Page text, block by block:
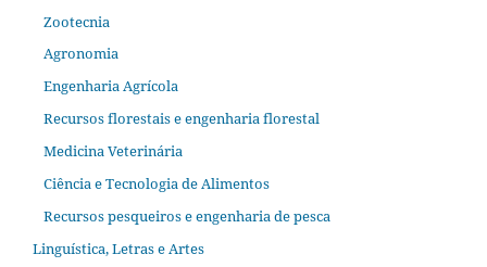
Zootecnia
Agronomia
Engenharia Agrícola
Recursos florestais e engenharia florestal
Medicina Veterinária
Ciência e Tecnologia de Alimentos
Recursos pesqueiros e engenharia de pesca
Linguística, Letras e Artes